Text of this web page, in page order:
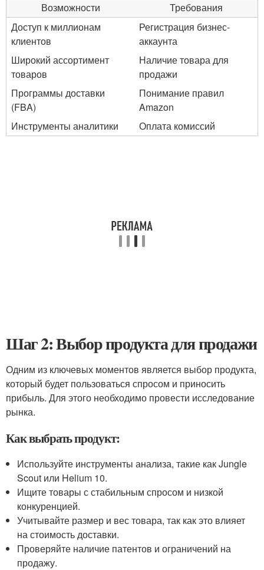
Возможности
Требования
Доступ к миллионам
клиентов
Регистрация бизнес-
аккаунта
Широкий ассортимент
товаров
Наличие товара для
продажи
Программы доставки
(FBA)
Понимание правил
Amazon
Инструменты аналитики
Оплата комиссий
Шаг 2: Выбор продукта для продажи
Одним из ключевых моментов является выбор продукта,
который будет пользоваться спросом и приносить
прибыль. Для этого необходимо провести исследование
рынка.
Как выбрать продукт:
Используйте инструменты анализа, такие как Jungle
Scout или Helium 10.
Ищите товары с стабильным спросом и низкой
конкуренцией.
Учитывайте размер и вес товара, так как это влияет
на стоимость доставки.
Проверяйте наличие патентов и ограничений на
продажу.